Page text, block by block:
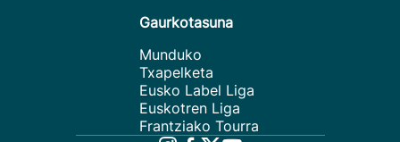
Gaurkotasuna
Munduko
Txapelketa
Eusko Label Liga
Euskotren Liga
Frantziako Tourra